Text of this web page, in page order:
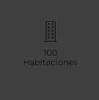
100
Habitaciones